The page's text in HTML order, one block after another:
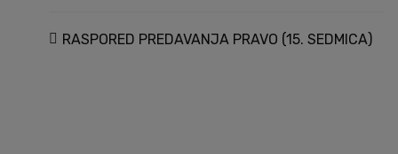
RASPORED PREDAVANJA PRAVO (15. SEDMICA)